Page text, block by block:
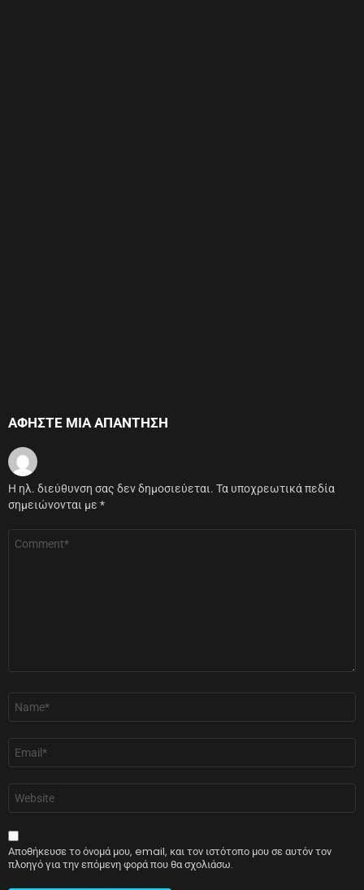
ΑΦΉΣΤΕ ΜΙΑ ΑΠΆΝΤΗΣΗ
Η ηλ. διεύθυνση σας δεν δημοσιεύεται. Τα υποχρεωτικά πεδία
σημειώνονται με *
Σχόλιο
Όνομα
Email
Ιστότοπος
Αποθήκευσε το όνομά μου, email, και τον ιστότοπο μου σε αυτόν τον
πλοηγό για την επόμενη φορά που θα σχολιάσω.